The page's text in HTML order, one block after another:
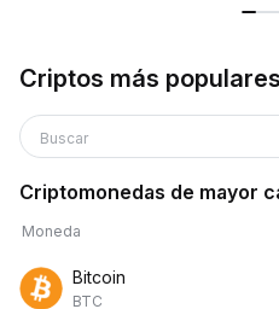
Criptos más populares
Buscar
Criptomonedas de mayor
Moneda
Bitcoin
BTC